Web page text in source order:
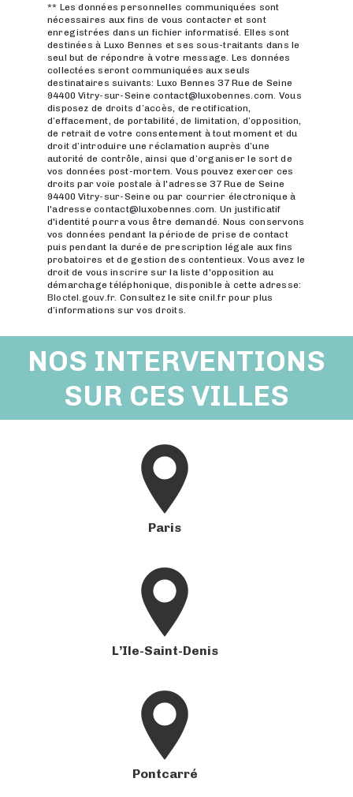
** Les données personnelles communiquées sont
nécessaires aux fins de vous contacter et sont
enregistrées dans un fichier informatisé. Elles sont
destinées à Luxo Bennes et ses sous-traitants dans le
seul but de répondre à votre message. Les données
collectées seront communiquées aux seuls
destinataires suivants: Luxo Bennes 37 Rue de Seine
94400 Vitry-sur-Seine contact@luxobennes.com. Vous
disposez de droits d’accès, de rectification,
d’effacement, de portabilité, de limitation, d’opposition,
de retrait de votre consentement à tout moment et du
droit d’introduire une réclamation auprès d’une
autorité de contrôle, ainsi que d’organiser le sort de
vos données post-mortem. Vous pouvez exercer ces
droits par voie postale à l'adresse 37 Rue de Seine
94400 Vitry-sur-Seine ou par courrier électronique à
l'adresse contact@luxobennes.com. Un justificatif
d'identité pourra vous être demandé. Nous conservons
vos données pendant la période de prise de contact
puis pendant la durée de prescription légale aux fins
probatoires et de gestion des contentieux. Vous avez le
droit de vous inscrire sur la liste d'opposition au
démarchage téléphonique, disponible à cette adresse:
Bloctel.gouv.fr. Consultez le site cnil.fr pour plus
d’informations sur vos droits.
NOS INTERVENTIONS
SUR CES VILLES
Paris
L’Ile-Saint-Denis
Pontcarré